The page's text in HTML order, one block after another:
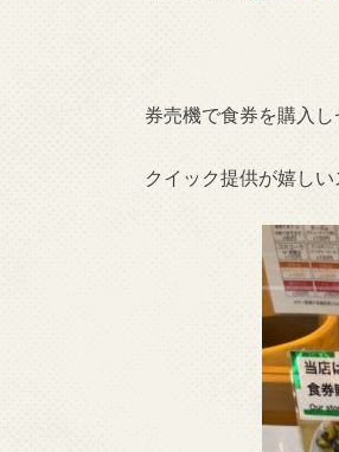
券売機で食券を購入
クイック提供が嬉し